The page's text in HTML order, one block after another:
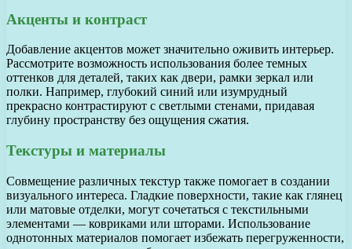
Акценты и контраст
Добавление акцентов может значительно оживить интерьер.
Рассмотрите возможность использования более темных
оттенков для деталей, таких как двери, рамки зеркал или
полки. Например, глубокий синий или изумрудный
прекрасно контрастируют с светлыми стенами, придавая
глубину пространству без ощущения сжатия.
Текстуры и материалы
Совмещение различных текстур также помогает в создании
визуального интереса. Гладкие поверхности, такие как глянец
или матовые отделки, могут сочетаться с текстильными
элементами — ковриками или шторами. Использование
однотонных материалов помогает избежать перегруженности,